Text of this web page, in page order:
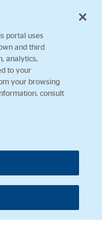
portal uses
and third
analytics,
to your
your browsing
consult